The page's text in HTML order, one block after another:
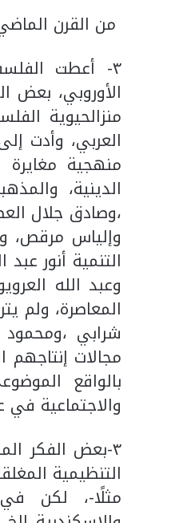
من القرن
٣- أعطت
الأوروبي، بعض
منزالحيوية
العربي، وأدت
منهجية مغايرة
الدينية،
،وصادق جلال
وإلياس مرقص،
التنمية أنور
وعبد الله
شرابي
مجالات
بالواقع
والاجتماعية في
٣-بعض الفكر
التنظيمية
مثلًا-، لكن